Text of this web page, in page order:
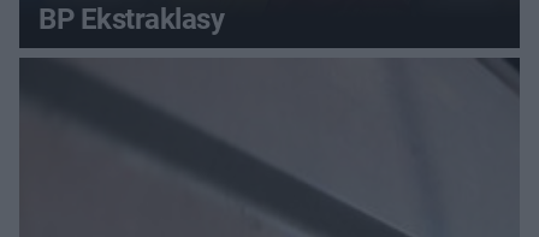
BP Ekstraklasy